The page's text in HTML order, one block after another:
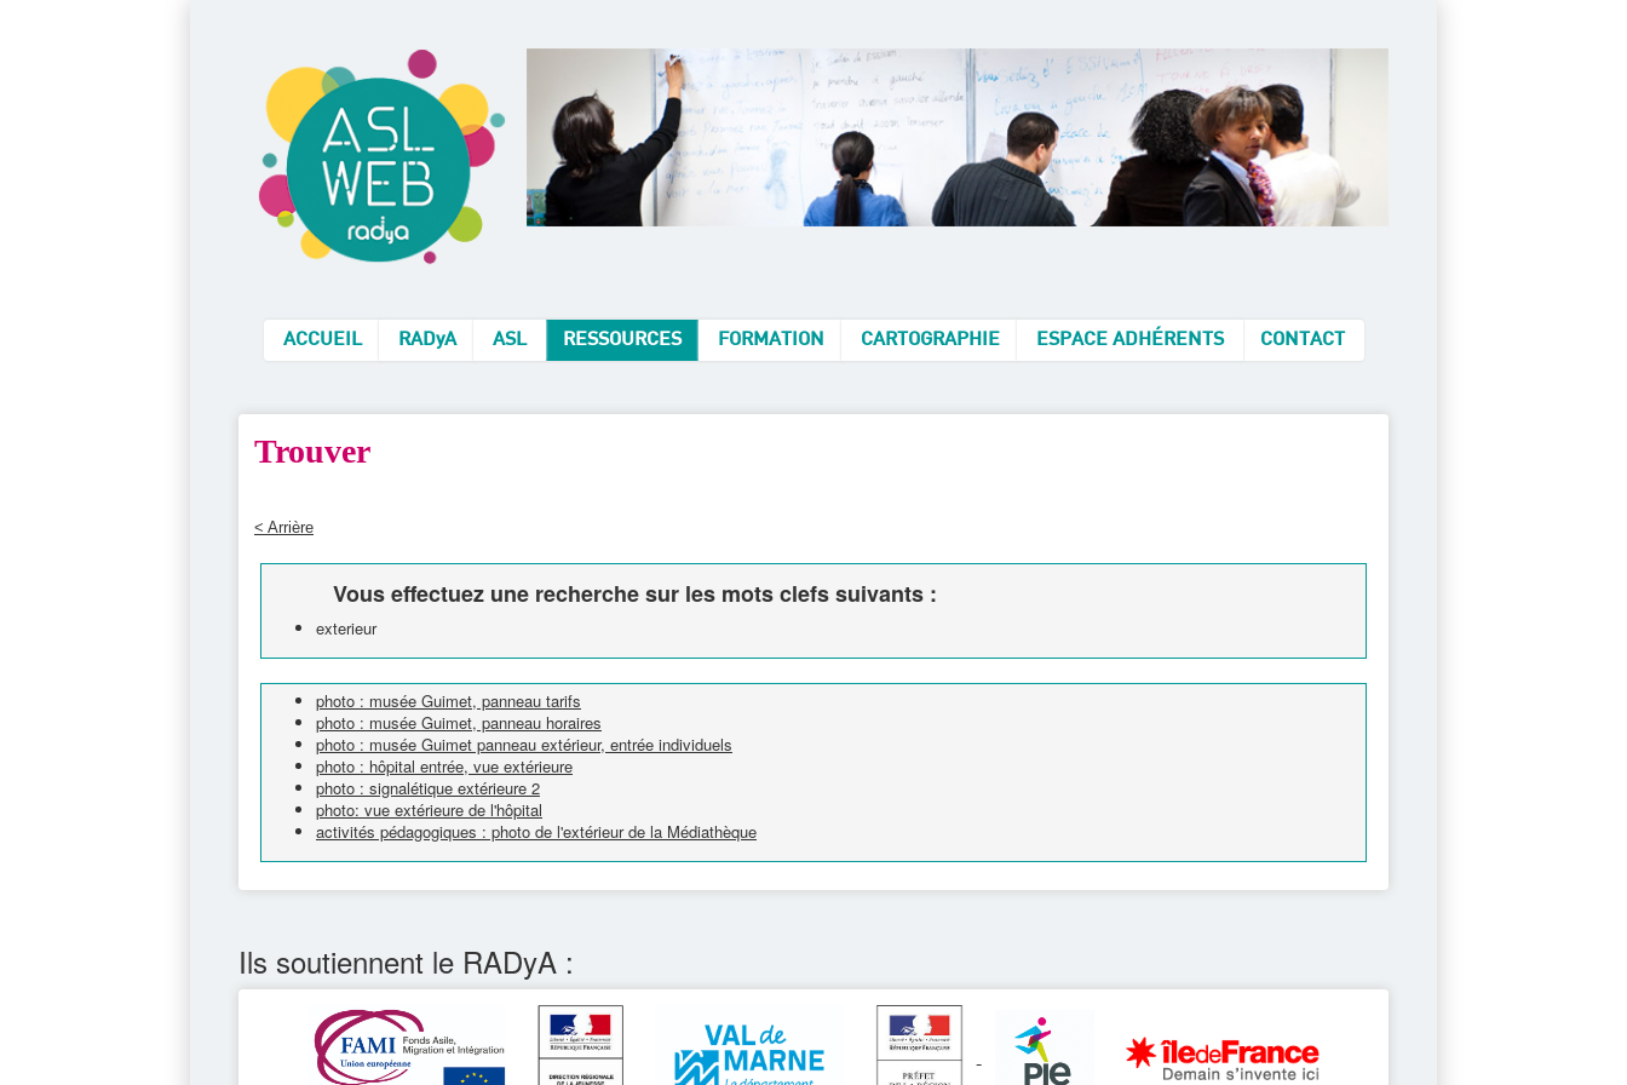
ACCUEIL RADyA ASL RESSOURCES FORMATION CARTOGRAPHIE ESPACE ADHÉRENTS CONTACT
Trouver
< Arrière
Vous effectuez une recherche sur les mots clefs suivants :
exterieur
photo : musée Guimet, panneau tarifs
photo : musée Guimet, panneau horaires
photo : musée Guimet panneau extérieur, entrée individuels
photo : hôpital entrée, vue extérieure
photo : signalétique extérieure 2
photo: vue extérieure de l'hôpital
activités pédagogiques : photo de l'extérieur de la Médiathèque
Ils soutiennent le RADyA :